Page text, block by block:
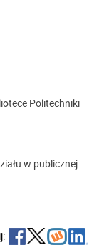
Politechniki
w publicznej